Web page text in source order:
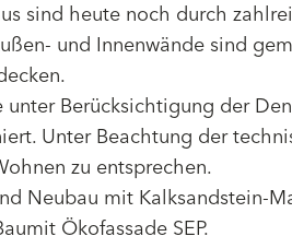
sind heute noch durch
und Innenwände sind
Berücksichtigung der
Unter Beachtung der
zu entsprechen.
Neubau mit Kalksandstein-
Ökofassade SEP.